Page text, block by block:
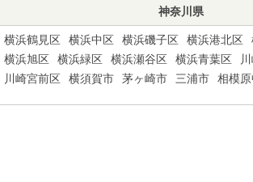
神奈川県
横浜鶴見区 横浜中区 横浜磯子区 横浜港北区
横浜旭区
横浜緑区 横浜瀬谷区 横浜青葉区
川崎宮前区
横須賀市 茅ヶ崎市 三浦市 相模